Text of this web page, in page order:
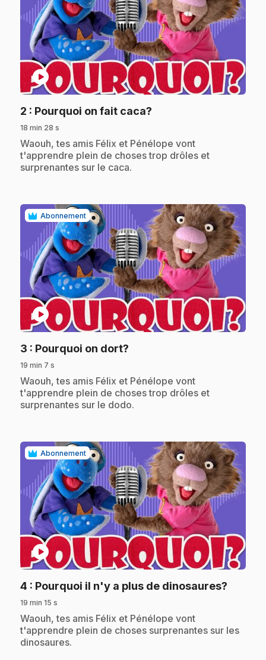
play_circle
2 : Pourquoi on fait caca?
18 min 28 s
.Waouh, tes amis Félix et Pénélope vont
t'apprendre plein de choses trop drôles et
surprenantes sur le caca.
Abonnement
play_circle
3 : Pourquoi on dort?
19 min 7 s
.Waouh, tes amis Félix et Pénélope vont
t'apprendre plein de choses trop drôles et
surprenantes sur le dodo.
Abonnement
play_circle
4 : Pourquoi il n'y a plus de dinosaures?
19 min 15 s
.Waouh, tes amis Félix et Pénélope vont
t'apprendre plein de choses surprenantes sur les
dinosaures.